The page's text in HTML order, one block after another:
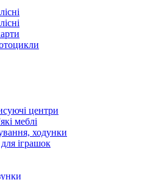
центри
меблі
ходунки
іграшок